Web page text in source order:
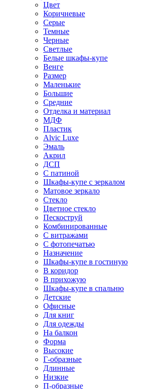
Цвет
Коричневые
Серые
Темные
Черные
Светлые
Белые шкафы-купе
Венге
Размер
Маленькие
Большие
Средние
Отделка и материал
МДФ
Пластик
Alvic Luxe
Эмаль
Акрил
ДСП
С патиной
Шкафы-купе с зеркалом
Матовое зеркало
Стекло
Цветное стекло
Пескоструй
Комбинированные
С витражами
С фотопечатью
Назначение
Шкафы-купе в гостиную
В коридор
В прихожую
Шкафы-купе в спальню
Детские
Офисные
Для книг
Для одежды
На балкон
Форма
Высокие
Г-образные
Длинные
Низкие
П-образные